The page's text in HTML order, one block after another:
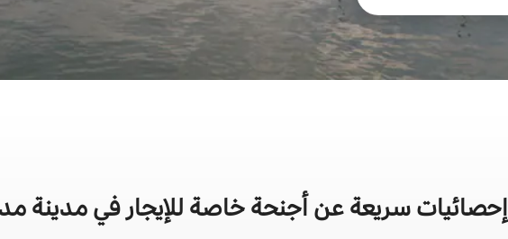
إحصائيات سريعة عن أجنحة خاصة للإيجار في مدينة